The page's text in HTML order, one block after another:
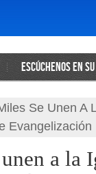
ESCÚCHENOS EN
Se Unen A
Evangelización
a la